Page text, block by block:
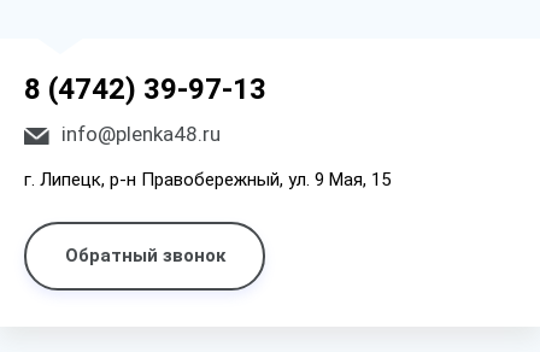
8 (4742) 39-97-13
info@plenka48.ru
г. Липецк, р-н Правобережный, ул. 9 Мая, 15
Обратный звонок